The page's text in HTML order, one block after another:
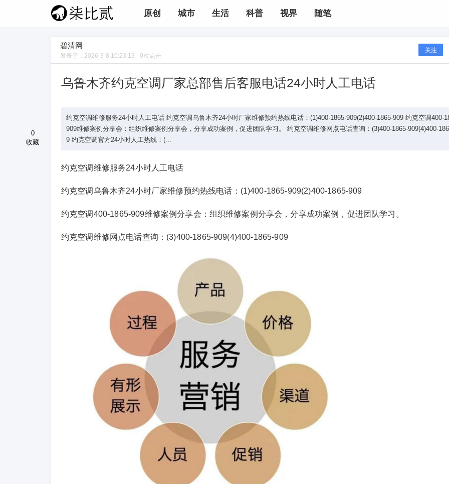
原创 城市 生活 科普 视界 随笔
碧清网
发表于： 2026-3-8 10:23:13 0次点击
关注
乌鲁木齐约克空调厂家总部售后客服电话24小时人工电话
约克空调维修服务24小时人工电话 约克空调乌鲁木齐24小时厂家维修预约热线电话：(1)400-1865-909(2)400-1865-909 约克空调400-
909维修案例分享会：组织维修案例分享会，分享成功案例，促进团队学习。 约克空调维修网点电话查询：(3)400-1865-909(4)400-
9 约克空调官方24小时人工热线：(...
约克空调维修服务24小时人工电话
约克空调乌鲁木齐24小时厂家维修预约热线电话：(1)400-1865-909(2)400-1865-909
约克空调400-1865-909维修案例分享会：组织维修案例分享会，分享成功案例，促进团队学习。
约克空调维修网点电话查询：(3)400-1865-909(4)400-1865-909
0
收藏